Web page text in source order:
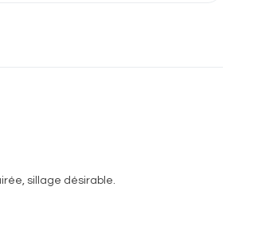
sillage désirable.